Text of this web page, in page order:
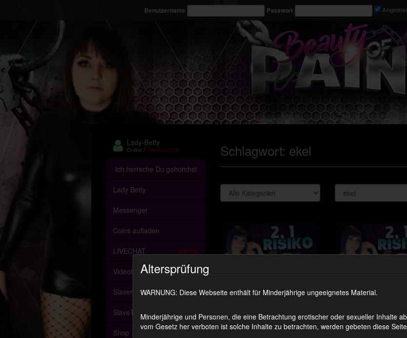
Benutzername Passwort
Lady-Betty
Online /Telefon offline
Ich herrsche Du gehorchst
Lady Betty
Messenger
Coins aufladen
LIVECHAT Offline
Videothek
SlaveryDiary
SlaveTaxes
Shop
Schlagwort: ekel
2 , 1 RISIKO ! 8
1111 Coins Zum Artikel
2 , 1 RISIKO ! 7
1111 Coins
Altersprüfung
WARNUNG: Diese Webseite enthält für Minderjährige ungeeignetes Material.
Minderjährige und Personen, die eine Betrachtung erotischer oder sexueller Inhalte
vom Gesetz her verboten ist solche Inhalte zu betrachten, werden gebeten diese